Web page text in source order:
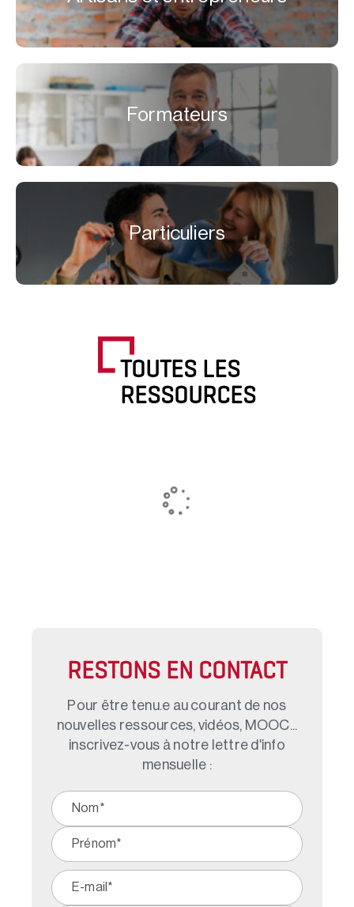
Formateurs
Particuliers
TOUTES LES
RESSOURCES
RESTONS EN CONTACT
Pour être tenu.e au courant de nos
nouvelles ressources, vidéos, MOOC...
inscrivez-vous à notre lettre d'info
mensuelle :